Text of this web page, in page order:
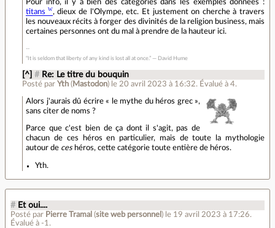
Pour info, il y a bien des catégories dans les exemples données :
titans
, dieux de l'Olympe, etc. Et justement on cherche à travers
les nouveaux récits à forger des divinités de la religion business, mais
certaines personnes ont du mal à prendre de la hauteur ici.
“It is seldom that liberty of any kind is lost all at once.” ― David Hume
[^] # Re: Le titre du bouquin
Posté parYth ( Mastodon) le 20 avril 2023 à 16:32. Évalué à4.
Alors j'aurais dû écrire « le mythe du héros grec »,
sans citer de noms ?
Parce que c'est bien de ça dont il s'agit, pas de
chacun de ces héros en particulier, mais de toute la mythologie
autour de ceshéros, cette catégorie toute entière de héros.
Yth.
# Et oui....
Posté par Pierre Tramal (site web personnel ) le 19 avril 2023 à 17:26.
Évalué à -1 .